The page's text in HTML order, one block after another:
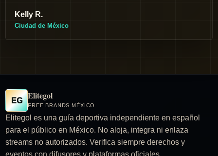
Kelly R.
Ciudad de México
EG Elitegol
FREE BRANDS MÉXICO
Elitegol es una guía deportiva independiente en español
para el público en México. No aloja, integra ni enlaza
streams no autorizados. Verifica siempre derechos y
eventos con difusores y plataformas oficiales.